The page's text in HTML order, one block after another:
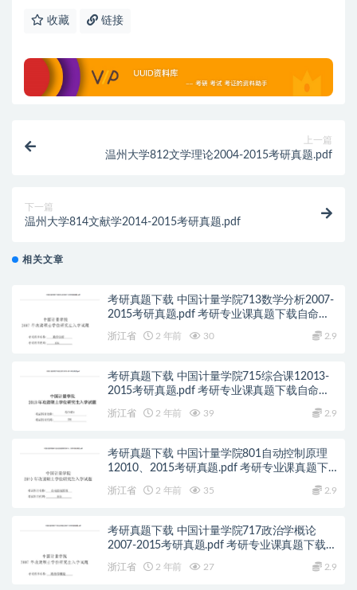
收藏 链接
上一篇
温州大学812文学理论2004-2015考研真题.pdf
下一篇
温州大学814文献学2014-2015考研真题.pdf
相关文章
考研真题下载 中国计量学院713数学分析2007-
2015考研真题.pdf 考研专业课真题下载自命题
浙江省 2 年前 30 2.9
考研真题下载 中国计量学院715综合课12013-
2015考研真题.pdf 考研专业课真题下载自命题
浙江省 2 年前 39 2.9
考研真题下载 中国计量学院801自动控制原理
12010、2015考研真题.pdf 考研专业课真题下
浙江省 2 年前 35 2.9
考研真题下载 中国计量学院717政治学概论
2007-2015考研真题.pdf 考研专业课真题下载自
浙江省 2 年前 27 2.9